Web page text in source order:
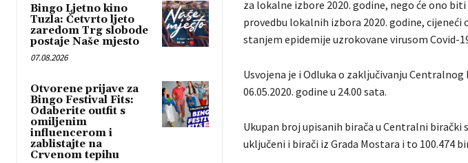
Bingo Ljetno kino
Tuzla: Četvrto ljeto
zaredom Trg slobode
postaje Naše mjesto
07.08.2026
Otvorene prijave za
Bingo Festival Fits:
Odaberite outfit s
omiljenim
influencerom i
zablistajte na
Crvenom tepihu
za lokalne izbore 2020. godine, nego će ono
provedbu lokalnih izbora 2020. godine, cijeneći
stanjem epidemije uzrokovane virusom Covid-
Usvojena je i Odluka o zaklјučivanju
06.05.2020. godine u 24.00 sata.
Ukupan broj upisanih birača u Centralni birački
uključeni i birači iz Grada Mostara i to 100.474